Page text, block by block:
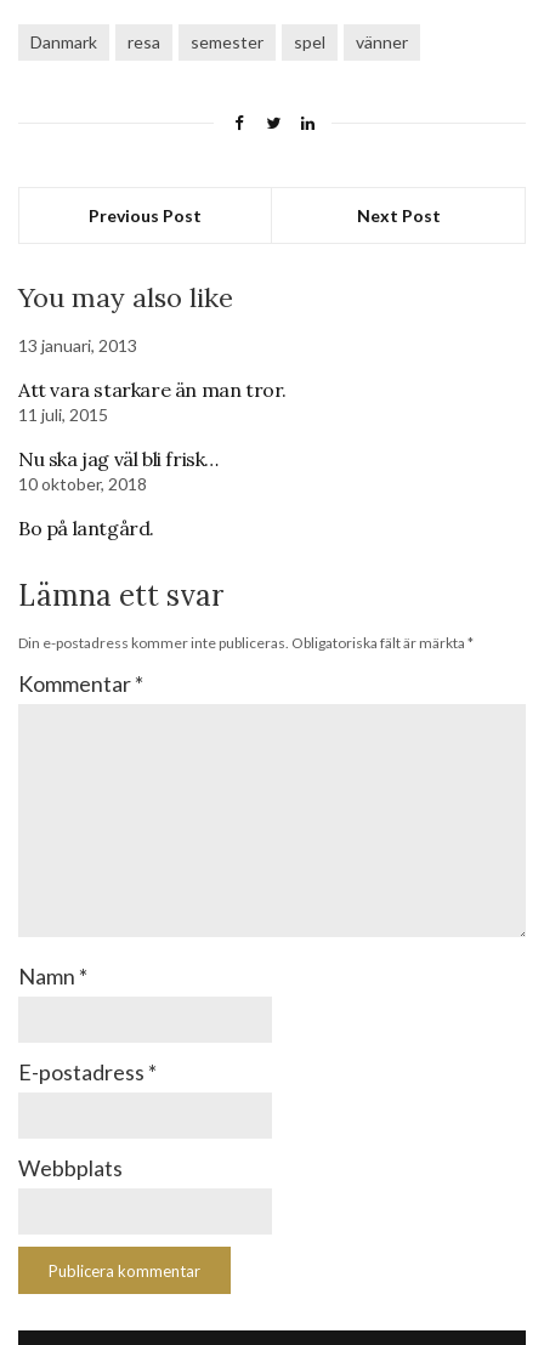
Danmark resa semester spel vänner
Previous Post Next Post
You may also like
13 januari, 2013
Att vara starkare än man tror.
11 juli, 2015
Nu ska jag väl bli frisk…
10 oktober, 2018
Bo på lantgård.
Lämna ett svar
Din e-postadress kommer inte publiceras. Obligatoriska fält är märkta *
Kommentar*
Namn *
E-postadress *
Webbplats